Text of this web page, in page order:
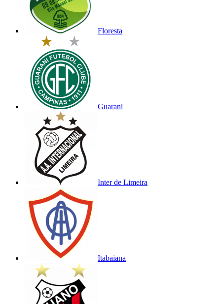
Floresta
Guarani
Inter de Limeira
Itabaiana